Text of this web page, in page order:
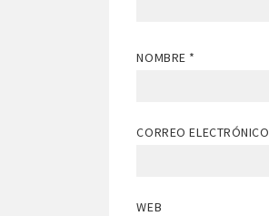
NOMBRE *
CORREO ELECTRÓNICO
WEB